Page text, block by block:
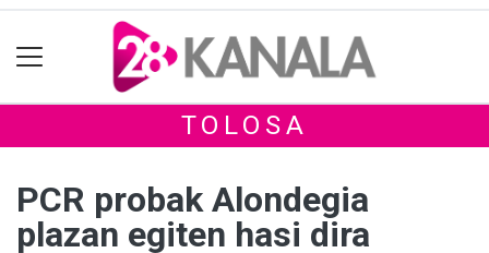
TOLOSA
PCR probak Alondegia
plazan egiten hasi dira